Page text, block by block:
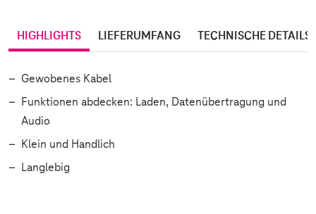
HIGHLIGHTS LIEFERUMFANG TECHNISCHE DETAILS
Gewobenes Kabel
Funktionen abdecken: Laden, Datenübertragung und
Audio
Klein und Handlich
Langlebig